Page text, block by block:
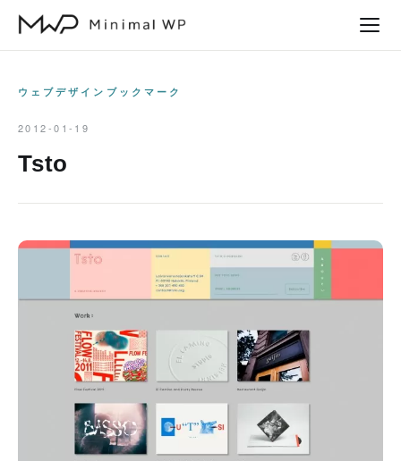
ウェブデザインブックマーク
2012-01-19
Tsto